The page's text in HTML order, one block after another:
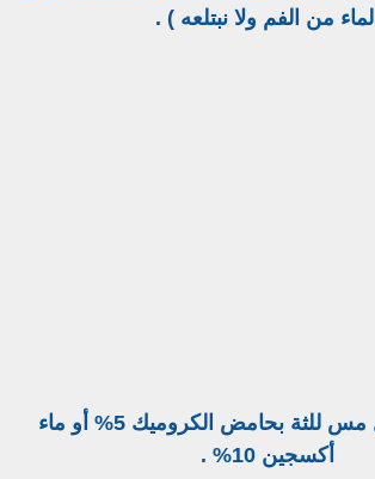
الماء من الفم ولا نبتلعه ) .
7 - يمكن عمل مس للثة بحامض الكروميك 5% أو ماء
أكسجين 10% .